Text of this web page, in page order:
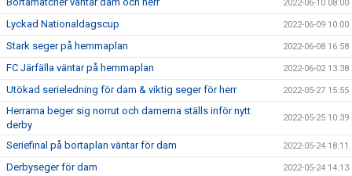
2022-06-10 08:00
Lyckad Nationaldagscup 2022-06-09 10:00
Stark seger på hemmaplan 2022-06-08 16:58
FC Järfälla väntar på hemmaplan 2022-06-02 13:38
Utökad serieledning för dam & viktig seger för herr 2022-05-27 15:55
Herrarna beger sig norrut och damerna ställs inför nytt
derby
2022-05-25 10:39
Seriefinal på bortaplan väntar för dam 2022-05-24 18:11
Derbyseger för dam 2022-05-24 14:13